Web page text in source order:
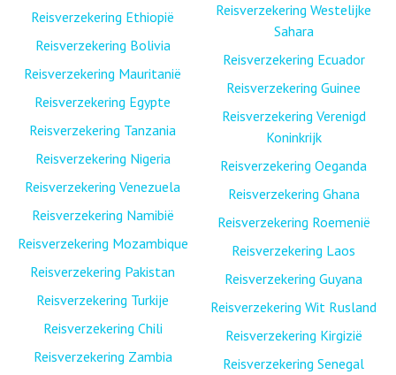
Reisverzekering Ethiopië
Reisverzekering Bolivia
Reisverzekering Mauritanië
Reisverzekering Egypte
Reisverzekering Tanzania
Reisverzekering Nigeria
Reisverzekering Venezuela
Reisverzekering Namibië
Reisverzekering Mozambique
Reisverzekering Pakistan
Reisverzekering Turkije
Reisverzekering Chili
Reisverzekering Zambia
Reisverzekering Westelijke
Sahara
Reisverzekering Ecuador
Reisverzekering Guinee
Reisverzekering Verenigd
Koninkrijk
Reisverzekering Oeganda
Reisverzekering Ghana
Reisverzekering Roemenië
Reisverzekering Laos
Reisverzekering Guyana
Reisverzekering Wit Rusland
Reisverzekering Kirgizië
Reisverzekering Senegal